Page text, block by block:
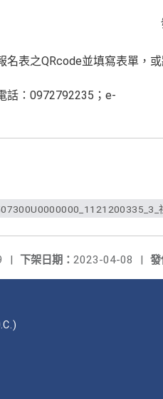
表之QRcode並填寫表單，
話：0972792235；e-
發
下架日期： 2023-04-08 |
|